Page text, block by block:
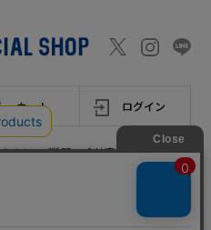
カート ログイン
よくあるご質問
会社案内